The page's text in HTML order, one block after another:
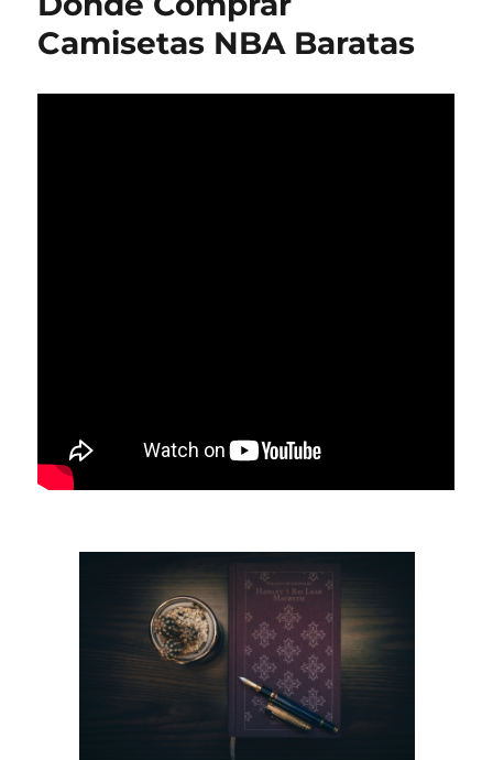
Camisetas NBA Baratas